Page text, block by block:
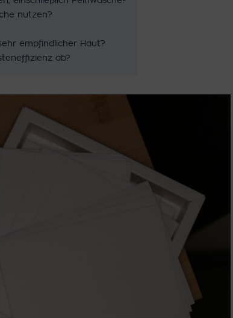
nutzen?
empfindlicher Haut?
ab?